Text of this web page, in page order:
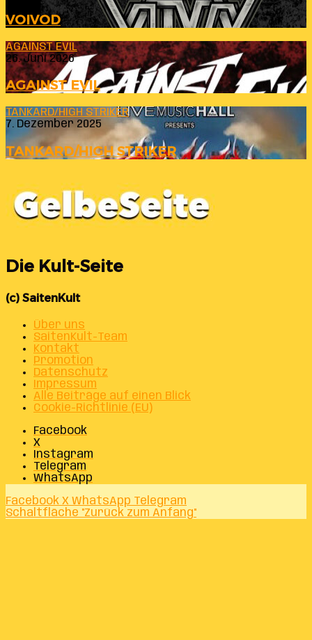
VOIVOD
AGAINST EVIL
26. Juni 2026
AGAINST EVIL
TANKARD/HIGH STRIKER
7. Dezember 2025
TANKARD/HIGH STRIKER
Die Kult-Seite
(c) SaitenKult
Über uns
SaitenKult-Team
Kontakt
Promotion
Datenschutz
Impressum
Alle Beiträge auf einen Blick
Cookie-Richtlinie (EU)
Facebook
X
Instagram
Telegram
WhatsApp
Facebook X WhatsApp Telegram
Schaltfläche "Zurück zum Anfang"